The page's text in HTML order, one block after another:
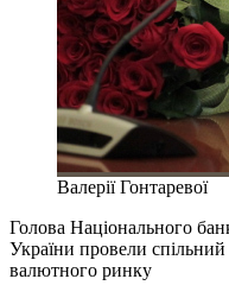
Валерії Гонтаревої
Голова Національного
України провели спільний
валютного ринку